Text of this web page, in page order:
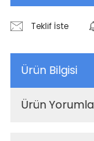
Teklif İste
Ürün Bilgisi
Ürün